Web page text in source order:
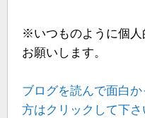
※いつものように個人
お願いします。
ブログを読んで面白
方はクリックして下さ